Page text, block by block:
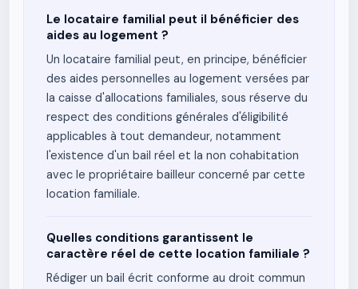
Le locataire familial peut il bénéficier des
aides au logement ?
Un locataire familial peut, en principe, bénéficier
des aides personnelles au logement versées par
la caisse d'allocations familiales, sous réserve du
respect des conditions générales d'éligibilité
applicables à tout demandeur, notamment
l'existence d'un bail réel et la non cohabitation
avec le propriétaire bailleur concerné par cette
location familiale.
Quelles conditions garantissent le
caractère réel de cette location familiale ?
Rédiger un bail écrit conforme au droit commun